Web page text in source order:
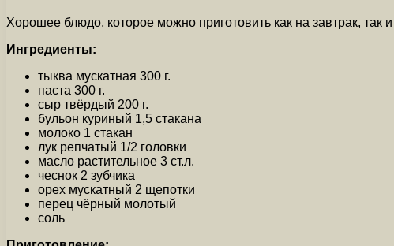
Хорошее блюдо, которое можно приготовить как на завтрак, так
Ингредиенты:
тыква мускатная 300 г.
паста 300 г.
сыр твёрдый 200 г.
бульон куриный 1,5 стакана
молоко 1 стакан
лук репчатый 1/2 головки
масло растительное 3 ст.л.
чеснок 2 зубчика
орех мускатный 2 щепотки
перец чёрный молотый
соль